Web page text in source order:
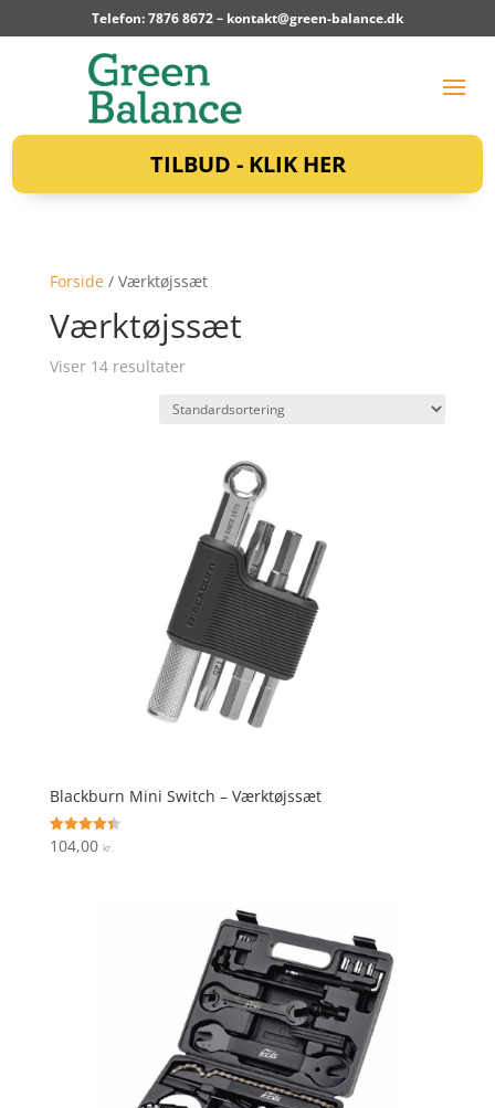
Telefon: 7876 8672 – kontakt@green-balance.dk
TILBUD - KLIK HER
Forside/ Værktøjssæt
Værktøjssæt
Viser 14 resultater
Blackburn Mini Switch – Værktøjssæt
Vurderet
4.4
104,00 kr.